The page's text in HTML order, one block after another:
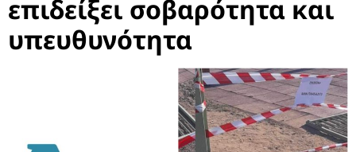
επιδείξει σοβαρότητα και
υπευθυνότητα